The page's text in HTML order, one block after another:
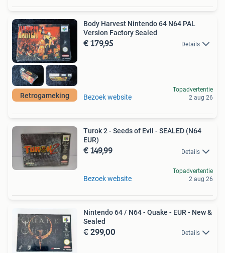
Retrogameking
Body Harvest Nintendo 64 N64 PAL
Version Factory Sealed
€ 179,95 Details
Bezoek website
Topadvertentie
2 aug 26
Turok 2 - Seeds of Evil - SEALED (N64
EUR)
€ 149,99 Details
Bezoek website
Topadvertentie
2 aug 26
Nintendo 64 / N64 - Quake - EUR - New &
Sealed
€ 299,00 Details